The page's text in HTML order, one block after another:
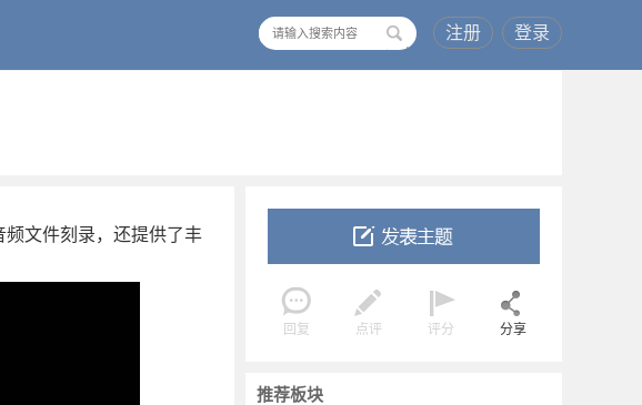
注册 登录
回复 点评 评分 分享
推荐板块
频文件刻录，还提供了丰